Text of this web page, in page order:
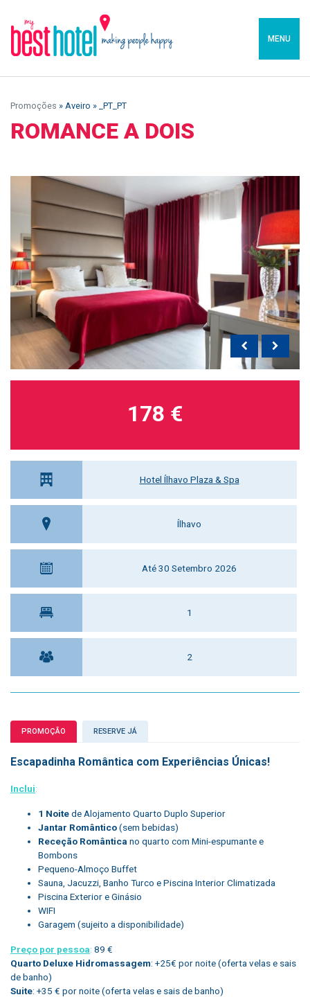
MENU
Promoções » Aveiro » _PT_PT
ROMANCE A DOIS
Hotel Ílhavo Plaza & Spa
Ílhavo
Até 30 Setembro 2026
1
2
178 €
PROMOÇÃO RESERVE JÁ
Escapadinha Romântica com Experiências Únicas!
Inclui:
1 Noitede Alojamento Quarto Duplo Superior
Jantar Romântico(sem bebidas)
Receção Romântica no quarto com Mini-espumante e
Bombons
Pequeno-Almoço Buffet
Sauna, Jacuzzi, Banho Turco e Piscina Interior Climatizada
Piscina Exterior e Ginásio
WIFI
Garagem (sujeito a disponibilidade)
Preço por pessoa: 89 €
Quarto Deluxe Hidromassagem: +25€ por noite (oferta velas e sais
de banho)
Suite: +35 € por noite (oferta velas e sais de banho)